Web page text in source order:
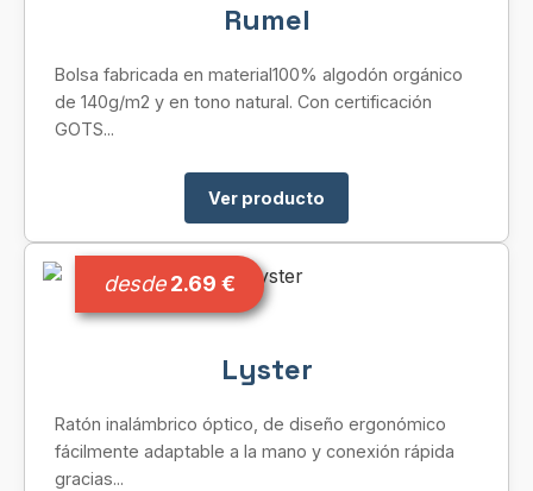
Rumel
Bolsa fabricada en material100% algodón orgánico
de 140g/m2 y en tono natural. Con certificación
GOTS...
Ver producto
desde2.69 €
Lyster
Ratón inalámbrico óptico, de diseño ergonómico
fácilmente adaptable a la mano y conexión rápida
gracias...